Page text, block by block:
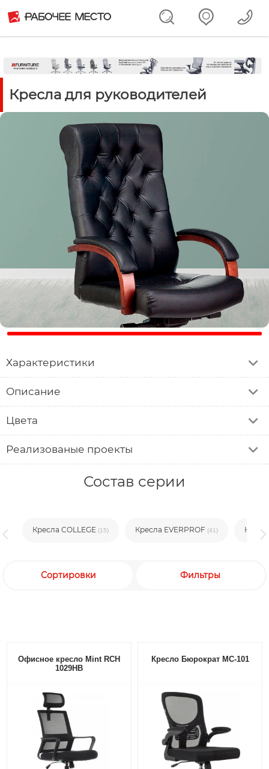
Кресла для руководителей
Характеристики
Описание
Цвета
Реализованые проекты
Состав серии
Кресла COLLEGE(15) Кресла EVERPROF(41)
Сортировки Фильтры
Офисное кресло Mint RCH
1029HB
Кресло Бюрократ MC-101